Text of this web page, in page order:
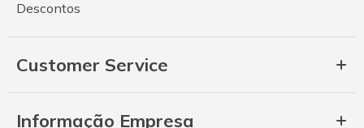
Descontos
Customer Service
Informação Empresa